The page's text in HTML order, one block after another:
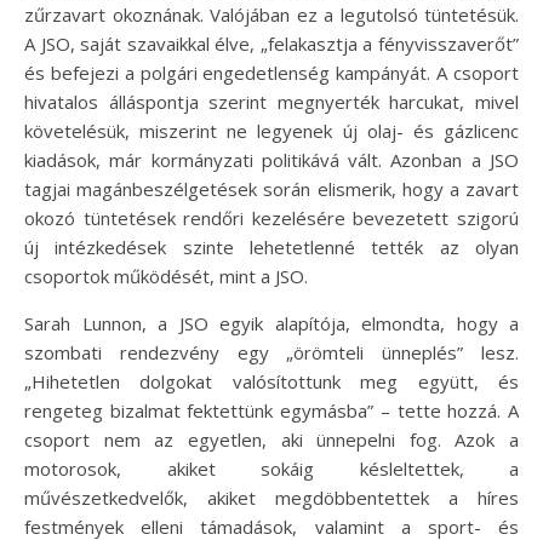
zűrzavart okoznának. Valójában ez a legutolsó tüntetésük.
A JSO, saját szavaikkal élve, „felakasztja a fényvisszaverőt”
és befejezi a polgári engedetlenség kampányát. A csoport
hivatalos álláspontja szerint megnyerték harcukat, mivel
követelésük, miszerint ne legyenek új olaj- és gázlicenc
kiadások, már kormányzati politikává vált. Azonban a JSO
tagjai magánbeszélgetések során elismerik, hogy a zavart
okozó tüntetések rendőri kezelésére bevezetett szigorú
új intézkedések szinte lehetetlenné tették az olyan
csoportok működését, mint a JSO.
Sarah Lunnon, a JSO egyik alapítója, elmondta, hogy a
szombati rendezvény egy „örömteli ünneplés” lesz.
„Hihetetlen dolgokat valósítottunk meg együtt, és
rengeteg bizalmat fektettünk egymásba” – tette hozzá. A
csoport nem az egyetlen, aki ünnepelni fog. Azok a
motorosok, akiket sokáig késleltettek, a
művészetkedvelők, akiket megdöbbentettek a híres
festmények elleni támadások, valamint a sport- és